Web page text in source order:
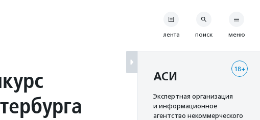
лента поиск меню
18+
АСИ
Экспертная организация
и информационное
агентство некоммерческого